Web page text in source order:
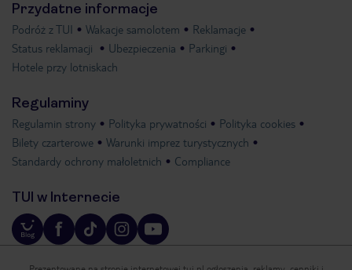
Przydatne informacje
Podróż z TUI Wakacje samolotem
Reklamacje
Status reklamacji
Ubezpieczenia
Parkingi
Hotele przy lotniskach
Regulaminy
Regulamin strony Polityka prywatności
Polityka cookies
Bilety czarterowe
Warunki imprez turystycznych
Standardy ochrony małoletnich
Compliance
TUI w Internecie